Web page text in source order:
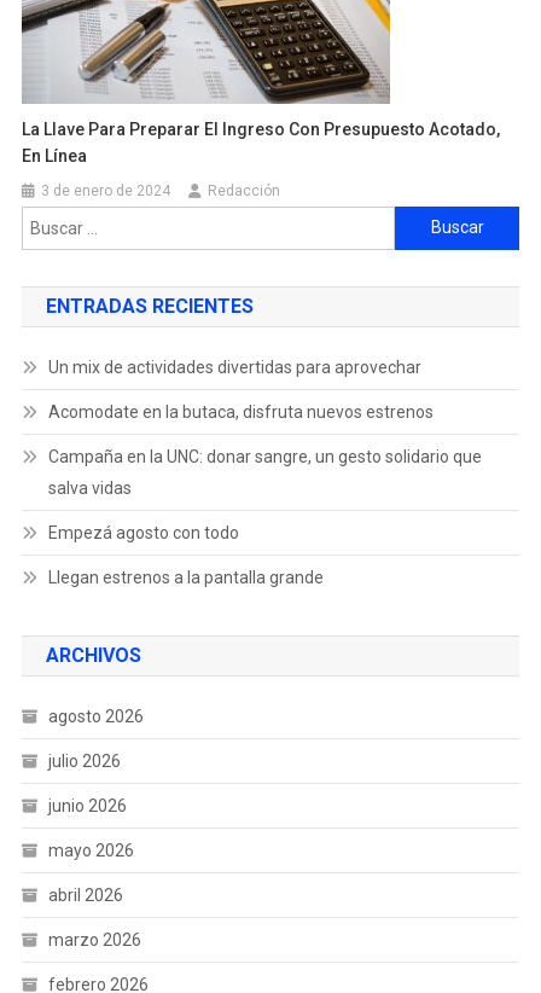
La Llave Para Preparar El Ingreso Con Presupuesto Acotado,
En Línea
3 de enero de 2024 Redacción
ENTRADAS RECIENTES
Un mix de actividades divertidas para aprovechar
Acomodate en la butaca, disfruta nuevos estrenos
Campaña en la UNC: donar sangre, un gesto solidario que
salva vidas
Empezá agosto con todo
Llegan estrenos a la pantalla grande
ARCHIVOS
agosto 2026
julio 2026
junio 2026
mayo 2026
abril 2026
marzo 2026
febrero 2026